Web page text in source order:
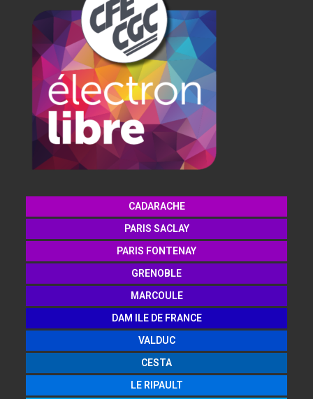
CADARACHE
PARIS SACLAY
PARIS FONTENAY
GRENOBLE
MARCOULE
DAM ILE DE FRANCE
VALDUC
CESTA
LE RIPAULT